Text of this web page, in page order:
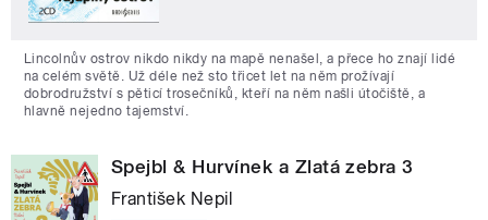
Lincolnův ostrov nikdo nikdy na mapě nenašel, a přece ho znají lidé
na celém světě. Už déle než sto třicet let na něm prožívají
dobrodružství s pěticí trosečníků, kteří na něm našli útočiště, a
hlavně nejedno tajemství.
Spejbl & Hurvínek a Zlatá zebra 3
František Nepil